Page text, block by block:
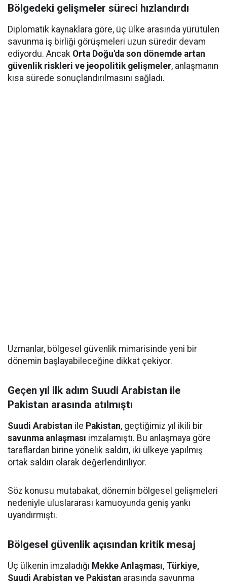
Bölgedeki gelişmeler süreci hızlandırdı
Diplomatik kaynaklara göre, üç ülke arasında yürütülen
savunma iş birliği görüşmeleri uzun süredir devam
ediyordu. Ancak Orta Doğu'da son dönemde artan
güvenlik riskleri ve jeopolitik gelişmeler, anlaşmanın
kısa sürede sonuçlandırılmasını sağladı.
Uzmanlar, bölgesel güvenlik mimarisinde yeni bir
dönemin başlayabileceğine dikkat çekiyor.
Geçen yıl ilk adım Suudi Arabistan ile
Pakistan arasında atılmıştı
Suudi Arabistan ile Pakistan, geçtiğimiz yıl ikili bir
savunma anlaşması imzalamıştı. Bu anlaşmaya göre
taraflardan birine yönelik saldırı, iki ülkeye yapılmış
ortak saldırı olarak değerlendiriliyor.
Söz konusu mutabakat, dönemin bölgesel gelişmeleri
nedeniyle uluslararası kamuoyunda geniş yankı
uyandırmıştı.
Bölgesel güvenlik açısından kritik mesaj
Üç ülkenin imzaladığı Mekke Anlaşması, Türkiye,
Suudi Arabistan ve Pakistan arasında savunma